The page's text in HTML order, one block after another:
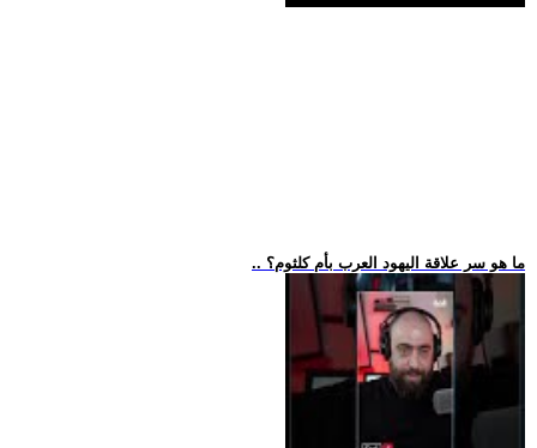
.. ما هو سر علاقة اليهود العرب بأم كلثوم؟